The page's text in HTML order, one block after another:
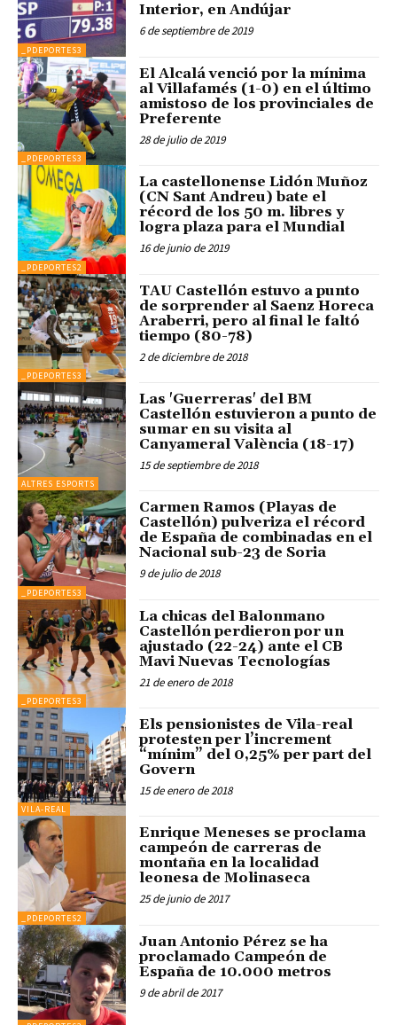
_PDEPORTES3
Interior, en Andújar
6 de septiembre de 2019
_PDEPORTES3
El Alcalá venció por la mínima
al Villafamés (1-0) en el último
amistoso de los provinciales de
Preferente
28 de julio de 2019
_PDEPORTES2
La castellonense Lidón Muñoz
(CN Sant Andreu) bate el
récord de los 50 m. libres y
logra plaza para el Mundial
16 de junio de 2019
_PDEPORTES3
TAU Castellón estuvo a punto
de sorprender al Saenz Horeca
Araberri, pero al final le faltó
tiempo (80-78)
2 de diciembre de 2018
ALTRES ESPORTS
Las 'Guerreras' del BM
Castellón estuvieron a punto de
sumar en su visita al
Canyameral València (18-17)
15 de septiembre de 2018
_PDEPORTES3
Carmen Ramos (Playas de
Castellón) pulveriza el récord
de España de combinadas en el
Nacional sub-23 de Soria
9 de julio de 2018
_PDEPORTES3
La chicas del Balonmano
Castellón perdieron por un
ajustado (22-24) ante el CB
Mavi Nuevas Tecnologías
21 de enero de 2018
VILA-REAL
Els pensionistes de Vila-real
protesten per l’increment
“mínim” del 0,25% per part del
Govern
15 de enero de 2018
_PDEPORTES2
Enrique Meneses se proclama
campeón de carreras de
montaña en la localidad
leonesa de Molinaseca
25 de junio de 2017
Juan Antonio Pérez se ha
proclamado Campeón de
España de 10.000 metros
9 de abril de 2017